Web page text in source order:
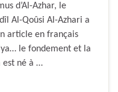
d’Al-Azhar, le
Al-Qoûsi Al-Azhari a
article en français
le fondement et la
est né à …